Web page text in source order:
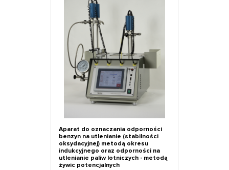
Aparat do oznaczania odporności
benzyn na utlenianie (stabilności
oksydacyjnej) metodą okresu
indukcyjnego oraz odporności na
utlenianie paliw lotniczych - metodą
żywic potencjalnych